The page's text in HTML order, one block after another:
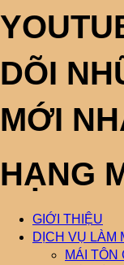
DÕI
MỚI
HẠNG
GIỚI THIỆU
DỊCH VỤ LÀM
MÁI TÔN